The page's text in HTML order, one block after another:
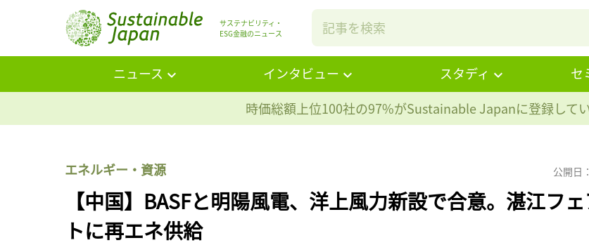
サステナビリティ・
ESG金融のニュース
ニュース インタビュー スタディ セ
時価総額上位100社の97%がSustainable Japanに登録して
エネルギー・資源 公開日
【中国】BASFと明陽風電、洋上風力新設で合意。湛江フ
トに再エネ供給